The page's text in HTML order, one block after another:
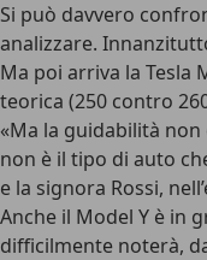
Si può davvero
analizzare.
Ma poi arriva la Tesla
teorica (250 contro
«Ma la guidabilità non
non è il tipo di auto
e la signora Rossi,
Anche il Model Y è in
difficilmente noterà,